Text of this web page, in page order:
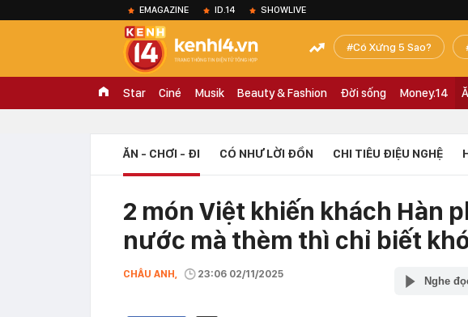
EMAGAZINE ID.14 SHOWLIVE
Có Xứng 5 Sao?
Star Ciné Musik Beauty & Fashion Đời sống Money.14
ĂN - CHƠI - ĐI CÓ NHƯ LỜI ĐỒN CHI TIÊU ĐIỆU NGHỆ
2 món Việt khiến khách Hàn
nước mà thèm thì chỉ biết
CHÂU ANH, 23:06 02/11/2025
Nghe